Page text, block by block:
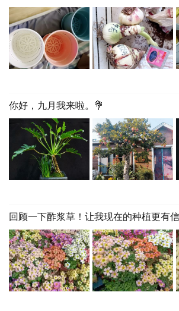
你好，九月我来啦。💐
回顾一下酢浆草！让我现在的种植更有信